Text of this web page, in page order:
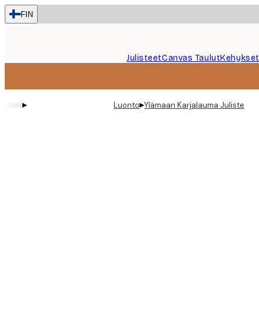
Skip
to
FIN
JulisteetCanvas TaulutKehykset
▸ Luonto▸Ylämaan Karjalauma Juliste